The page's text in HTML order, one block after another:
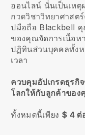
ออนไลน์ นั่นเป็นเห
กวดวิชาวิทยาศาสต
ปมือถือ Blackbell คุ
ของคุณจัดการเนื้อห
ปฏิทินส่วนบุคคลทั้ง
เวลา
ควบคุมอัปเกรดธุร
โลกให้กับลูกค้าของ
ทั้งหมดนี้เพียง $ 4 ต่